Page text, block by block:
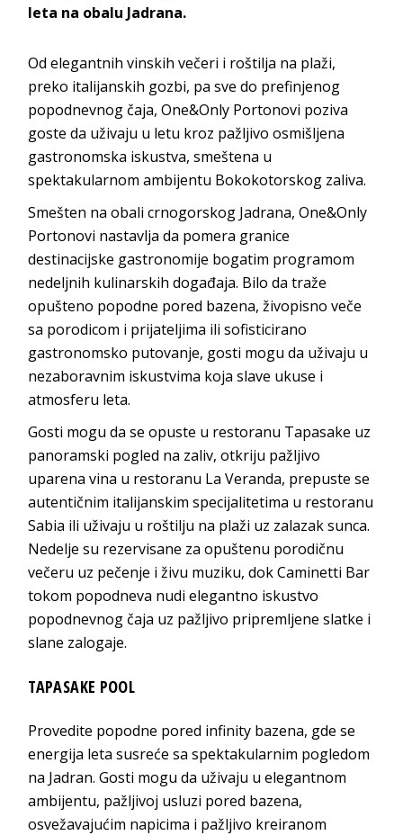
leta na obalu Jadrana.
Od elegantnih vinskih večeri i roštilja na plaži,
preko italijanskih gozbi, pa sve do prefinjenog
popodnevnog čaja, One&Only Portonovi poziva
goste da uživaju u letu kroz pažljivo osmišljena
gastronomska iskustva, smeštena u
spektakularnom ambijentu Bokokotorskog zaliva.
Smešten na obali crnogorskog Jadrana, One&Only
Portonovi nastavlja da pomera granice
destinacijske gastronomije bogatim programom
nedeljnih kulinarskih događaja. Bilo da traže
opušteno popodne pored bazena, živopisno veče
sa porodicom i prijateljima ili sofisticirano
gastronomsko putovanje, gosti mogu da uživaju u
nezaboravnim iskustvima koja slave ukuse i
atmosferu leta.
Gosti mogu da se opuste u restoranu Tapasake uz
panoramski pogled na zaliv, otkriju pažljivo
uparena vina u restoranu La Veranda, prepuste se
autentičnim italijanskim specijalitetima u restoranu
Sabia ili uživaju u roštilju na plaži uz zalazak sunca.
Nedelje su rezervisane za opuštenu porodičnu
večeru uz pečenje i živu muziku, dok Caminetti Bar
tokom popodneva nudi elegantno iskustvo
popodnevnog čaja uz pažljivo pripremljene slatke i
slane zalogaje.
TAPASAKE POOL
Provedite popodne pored infinity bazena, gde se
energija leta susreće sa spektakularnim pogledom
na Jadran. Gosti mogu da uživaju u elegantnom
ambijentu, pažljivoj usluzi pored bazena,
osvežavajućim napicima i pažljivo kreiranom